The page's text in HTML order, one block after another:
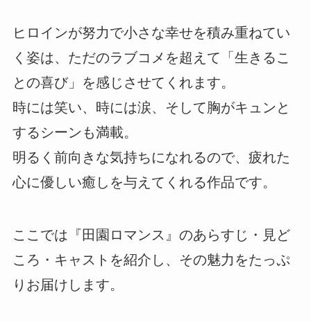
ヒロインが努力で小さな幸せを積み重ねてい
く姿は、ただのラブコメを超えて「生きるこ
との喜び」を感じさせてくれます。
時には笑い、時には涙、そして胸がキュンと
するシーンも満載。
明るく前向きな気持ちになれるので、疲れた
心に優しい癒しを与えてくれる作品です。
ここでは『田園ロマンス』のあらすじ・見ど
ころ・キャストを紹介し、その魅力をたっぷ
りお届けします。